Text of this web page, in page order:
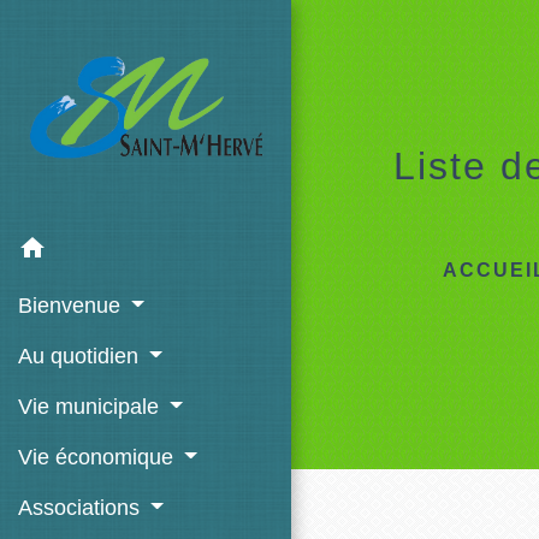
home
Bienvenue
Au quotidien
Vie municipale
Vie économique
Associations
Liste